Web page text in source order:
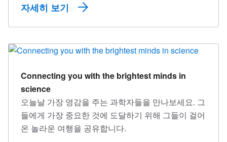
자세히 보기
Connecting you with the brightest minds in
science
오늘날 가장 영감을 주는 과학자들을 만나보세요. 그
들에게 가장 중요한 것에 도달하기 위해 그들이 걸어
온 놀라운 여행을 공유합니다.